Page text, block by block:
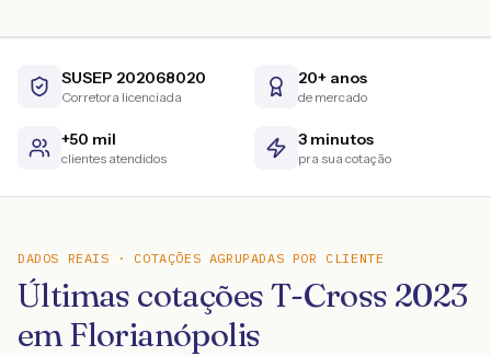
SUSEP 202068020
Corretora licenciada
20+ anos
de mercado
+50 mil
clientes atendidos
3 minutos
pra sua cotação
DADOS REAIS · COTAÇÕES AGRUPADAS POR CLIENTE
Últimas cotações T-Cross 2023
em Florianópolis